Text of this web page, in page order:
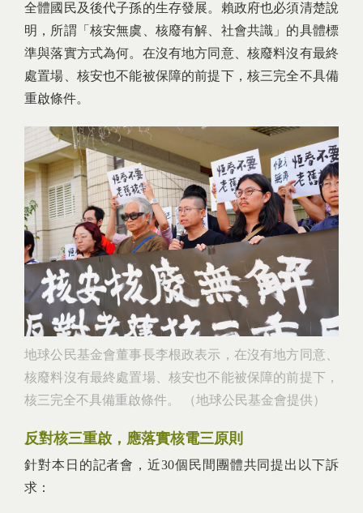
全體國民及後代子孫的生存發展。賴政府也必須清楚說
明，所謂「核安無虞、核廢有解、社會共識」的具體標
準與落實方式為何。在沒有地方同意、核廢料沒有最終
處置場、核安也不能被保障的前提下，核三完全不具備
重啟條件。
地球公民基金會董事長李根政表示，在沒有地方同意、
核廢料沒有最終處置場、核安也不能被保障的前提下，
核三完全不具備重啟條件。 （地球公民基金會提供）
反對核三重啟，應落實核電三原則
針對本日的記者會，近30個民間團體共同提出以下訴
求：